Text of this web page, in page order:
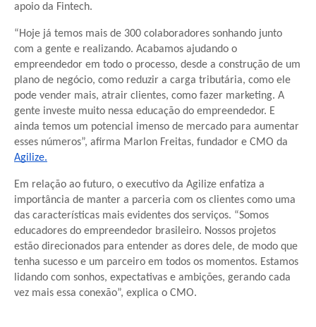
apoio da Fintech.
“Hoje já temos mais de 300 colaboradores sonhando junto
com a gente e realizando. Acabamos ajudando o
empreendedor em todo o processo, desde a construção de um
plano de negócio, como reduzir a carga tributária, como ele
pode vender mais, atrair clientes, como fazer marketing. A
gente investe muito nessa educação do empreendedor. E
ainda temos um potencial imenso de mercado para aumentar
esses números”, afirma Marlon Freitas, fundador e CMO da
Agilize.
Em relação ao futuro, o executivo da Agilize enfatiza a
importância de manter a parceria com os clientes como uma
das características mais evidentes dos serviços. “Somos
educadores do empreendedor brasileiro. Nossos projetos
estão direcionados para entender as dores dele, de modo que
tenha sucesso e um parceiro em todos os momentos. Estamos
lidando com sonhos, expectativas e ambições, gerando cada
vez mais essa conexão”, explica o CMO.